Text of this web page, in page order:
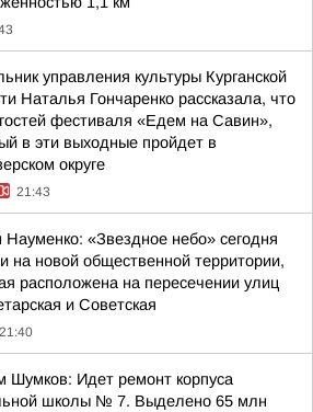
управления культуры Курганской
Наталья Гончаренко рассказала, что
фестиваля «Едем на Савин»,
в эти выходные пройдет в
округе
21:43
Науменко: «Звездное небо» сегодня
на новой общественной территории,
расположена на пересечении улиц
и Советская
21:40
Шумков: Идет ремонт корпуса
школы № 7. Выделено 65 млн